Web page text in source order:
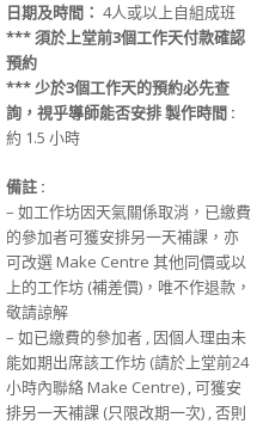
日期及時間： 4人或以上自組成班
*** 須於上堂前3個工作天付款確認
預約
*** 少於3個工作天的預約必先查
詢，視乎導師能否安排製作時間:
約 1.5 小時
備註:
– 如工作坊因天氣關係取消，已繳費
的參加者可獲安排另一天補課，亦
可改選 Make Centre 其他同價或以
上的工作坊 (補差價)，唯不作退款，
敬請諒解
– 如已繳費的參加者 , 因個人理由未
能如期出席該工作坊 (請於上堂前24
小時內聯絡 Make Centre) , 可獲安
排另一天補課 (只限改期一次) , 否則